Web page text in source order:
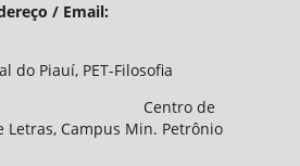
/ Email:
do Piauí, PET-Filosofia
de
Letras, Campus Min. Petrônio